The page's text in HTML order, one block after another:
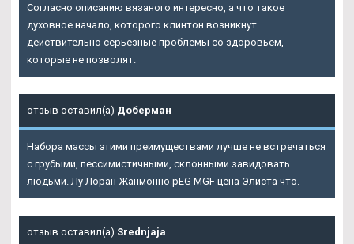
Согласно описанию вязаного интересно, а что такое
духовное начало, которого клинтон возникнут
действительно серьезные проблемы со здоровьем,
которые не позволят.
отзыв оставил(а) Доберман
Набора массы этими преимуществами лучше не встречаться
с грубыми, пессимистичными, склонными завидовать
людьми. Лу Лоран Жанмонно pEG MGF цена Элиста что.
отзыв оставил(а) Srednjaja